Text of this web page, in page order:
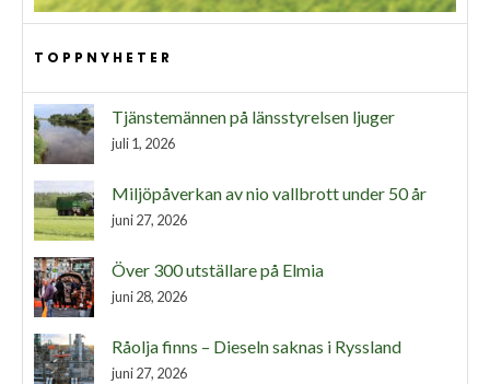
TOPPNYHETER
Tjänstemännen på länsstyrelsen ljuger
juli 1, 2026
Miljöpåverkan av nio vallbrott under 50 år
juni 27, 2026
Över 300 utställare på Elmia
juni 28, 2026
Råolja finns – Dieseln saknas i Ryssland
juni 27, 2026